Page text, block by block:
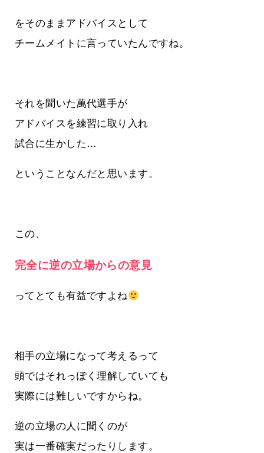
をそのままアドバイスとして
チームメイトに言っていたんですね。
それを聞いた萬代選手が
アドバイスを練習に取り入れ
試合に生かした…
ということなんだと思います。
この、
完全に逆の立場からの意見
ってとても有益ですよね
相手の立場になって考えるって
頭ではそれっぽく理解していても
実際には難しいですからね。
逆の立場の人に聞くのが
実は一番確実だったりします。